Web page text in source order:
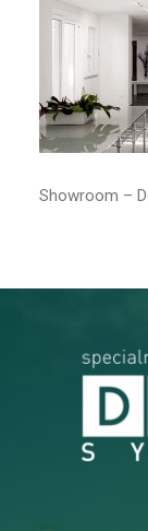
RICERCA
Showroom –